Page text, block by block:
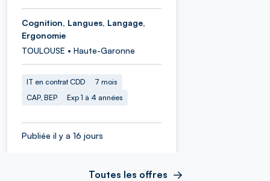
Cognition, Langues, Langage,
Ergonomie
TOULOUSE • Haute-Garonne
IT en contrat CDD
7 mois
CAP, BEP
Exp 1 à 4 années
Publiée il y a 16 jours
Toutes les offres